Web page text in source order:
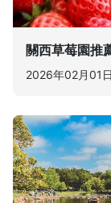
關西草莓園推
2026年02月01日